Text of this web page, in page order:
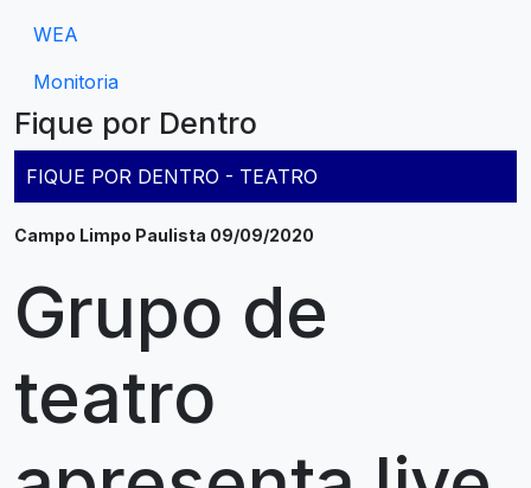
WEA
Monitoria
Fique por Dentro
FIQUE POR DENTRO - TEATRO
Campo Limpo Paulista 09/09/2020
Grupo de
teatro